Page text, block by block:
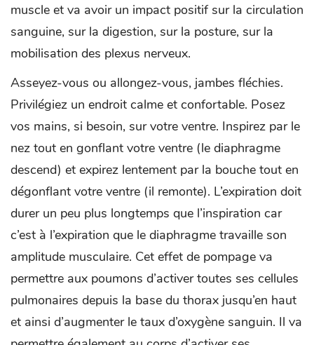
muscle et va avoir un impact positif sur la circulation
sanguine, sur la digestion, sur la posture, sur la
mobilisation des plexus nerveux.
Asseyez-vous ou allongez-vous, jambes fléchies.
Privilégiez un endroit calme et confortable. Posez
vos mains, si besoin, sur votre ventre. Inspirez par le
nez tout en gonflant votre ventre (le diaphragme
descend) et expirez lentement par la bouche tout en
dégonflant votre ventre (il remonte). L’expiration doit
durer un peu plus longtemps que l’inspiration car
c’est à l’expiration que le diaphragme travaille son
amplitude musculaire. Cet effet de pompage va
permettre aux poumons d’activer toutes ses cellules
pulmonaires depuis la base du thorax jusqu’en haut
et ainsi d’augmenter le taux d’oxygène sanguin. Il va